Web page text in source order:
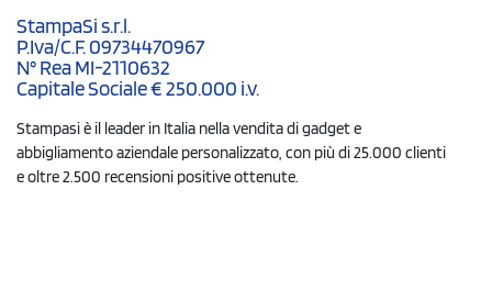
StampaSi s.r.l.
P.Iva/C.F. 09734470967
N° Rea MI-2110632
Capitale Sociale € 250.000 i.v.
Stampasi è il leader in Italia nella vendita di gadget e
abbigliamento aziendale personalizzato, con più di 25.000 clienti
e oltre 2.500 recensioni positive ottenute.